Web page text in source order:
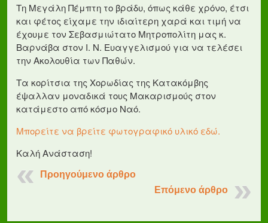
Τη Μεγάλη Πέμπτη το βράδυ, όπως κάθε χρόνο, έτσι
και φέτος είχαμε την ιδιαίτερη χαρά και τιμή να
έχουμε τον Σεβασμιώτατο Μητροπολίτη μας κ.
Βαρνάβα στον Ι. Ν. Ευαγγελισμού για να τελέσει
την Ακολουθία των Παθών.
Τα κορίτσια της Χορωδίας της Κατακόμβης
έψαλλαν μοναδικά τους Μακαρισμούς στον
κατάμεστο από κόσμο Ναό.
Μπορείτε να βρείτε φωτογραφικό υλικό εδώ.
Καλή Ανάσταση!
Προηγούμενο άρθρο
Επόμενο άρθρο